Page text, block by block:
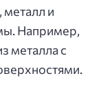
металл и
Например,
металла с